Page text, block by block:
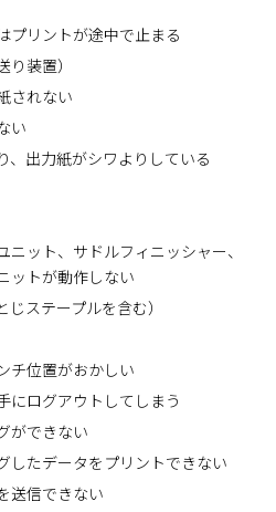
プリントが途中で止まる
装置）
されない
い
、出力紙がシワよりしている
ニット、サドルフィニッシャー、
ットが動作しない
ステープルを含む）
チ位置がおかしい
にログアウトしてしまう
ができない
したデータをプリントできない
送信できない